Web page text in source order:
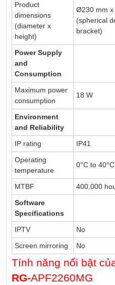
Product
dimensions
(diameter x
height)
Ø230 mm x
(spherical
bracket)
Power Supply
and
Consumption
Maximum power
consumption
18 W
Environment
and Reliability
IP rating
IP41
Operating
temperature
0°C to
MTBF
400,000
Software
Specifications
IPTV
No
Screen mirroring
No
Tính năng nổi bật
RG‑APF2260MG